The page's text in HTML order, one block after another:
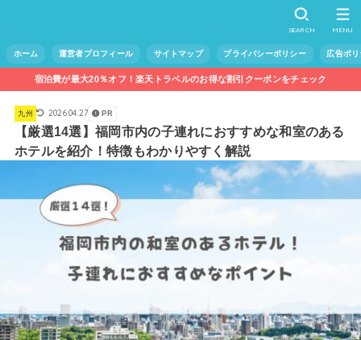
ホーム 運営者プロフィール サイトマップ プライバシーポリシー 広告ポ
SEARCH MENU
宿泊費が最大20％オフ！楽天トラベルのお得な割引クーポンをチェック
九州 2026.04.27 PR
【厳選14選】福岡市内の子連れにおすすめな和室のある
ホテルを紹介！特徴もわかりやすく解説